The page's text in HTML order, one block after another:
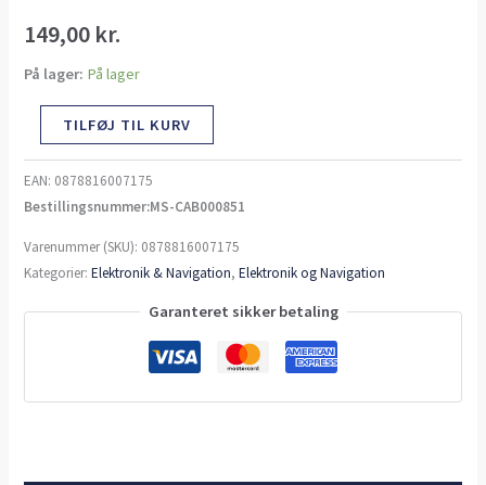
149,00 kr.
På lager: På lager
TILFØJ TIL KURV
EAN: 0878816007175
Bestillingsnummer:MS-CAB000851
Varenummer (SKU): 0878816007175
Kategorier:Elektronik & Navigation,Elektronik og Navigation
Garanteret sikker betaling